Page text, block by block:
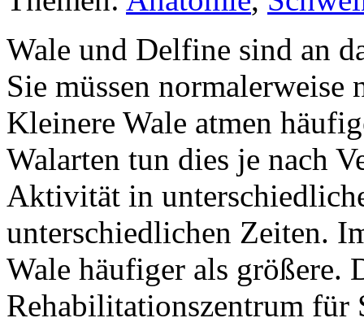
Wale und Delfine sind an
Sie müssen
Kleinere Wale atmen
Walarten tun dies je nach
Aktivität in
unterschiedlichen Zeiten.
Wale häufiger als größere.
Rehabilitationszentrum